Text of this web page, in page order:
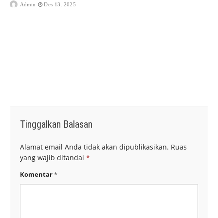
Admin Des 13, 2025
Tinggalkan Balasan
Alamat email Anda tidak akan dipublikasikan. Ruas
yang wajib ditandai *
Komentar*